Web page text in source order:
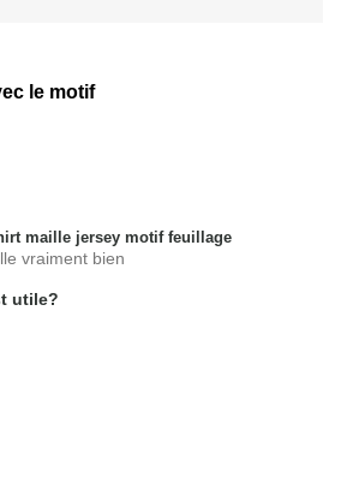
le motif
maille jersey motif feuillage
vraiment bien
utile?